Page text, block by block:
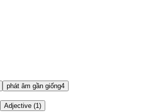
phát âm gần giống4
Adjective (1)